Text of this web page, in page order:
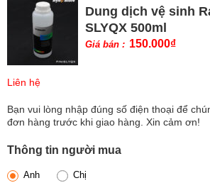
Dung dịch vệ sinh
SLYQX 500ml
Giá bán : 150.000₫
Liên hệ
Bạn vui lòng nhập đúng số điện thoại để
đơn hàng trước khi giao hàng. Xin cảm ơn!
Thông tin người mua
Anh Chị